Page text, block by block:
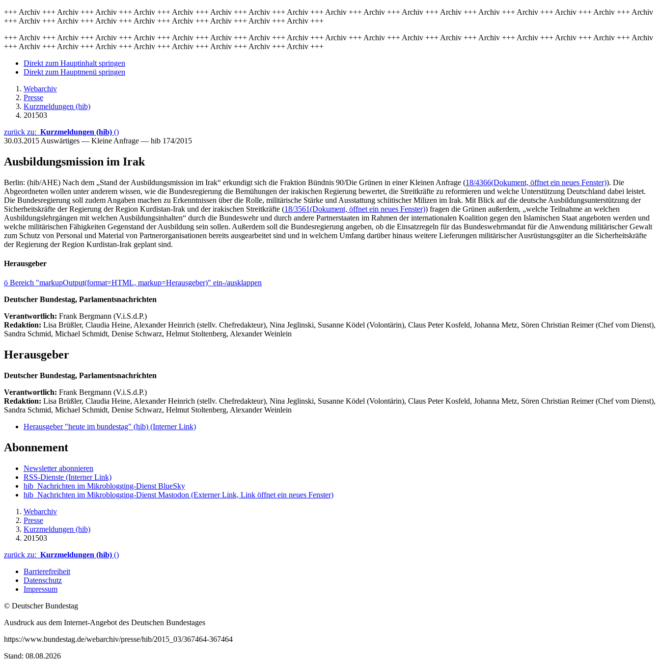
+++ Archiv +++ Archiv +++ Archiv +++ Archiv +++ Archiv +++ Archiv +++ Archiv +++ Archiv +++ Archiv +++ Archiv +++ Archiv +++ Archiv +++ Archiv +++ Archiv +++ Archiv +++ Archiv +++ Archiv
+++ Archiv +++ Archiv +++ Archiv +++ Archiv +++ Archiv +++ Archiv +++ Archiv +++ Archiv +++
+++ Archiv +++ Archiv +++ Archiv +++ Archiv +++ Archiv +++ Archiv +++ Archiv +++ Archiv +++ Archiv +++ Archiv +++ Archiv +++ Archiv +++ Archiv +++ Archiv +++ Archiv +++ Archiv +++ Archiv
+++ Archiv +++ Archiv +++ Archiv +++ Archiv +++ Archiv +++ Archiv +++ Archiv +++ Archiv +++
Direkt zum Hauptinhalt springen
Direkt zum Hauptmenü springen
Webarchiv
Presse
Kurzmeldungen (hib)
201503
zurück zu: Kurzmeldungen (hib) ()
30.03.2015 Auswärtiges — Kleine Anfrage — hib 174/2015
Ausbildungsmission im Irak
Berlin: (hib/AHE) Nach dem „Stand der Ausbildungsmission im Irak“ erkundigt sich die Fraktion Bündnis 90/Die Grünen in einer Kleinen Anfrage (18/4366(Dokument, öffnet ein neues Fenster)). Die
Abgeordneten wollen unter anderem wissen, wie die Bundesregierung die Bemühungen der irakischen Regierung bewertet, die Streitkräfte zu reformieren und welche Unterstützung Deutschland dabei leistet.
Die Bundesregierung soll zudem Angaben machen zu Erkenntnissen über die Rolle, militärische Stärke und Ausstattung schiitischer Milizen im Irak. Mit Blick auf die deutsche Ausbildungsunterstützung der
Sicherheitskräfte der Regierung der Region Kurdistan-Irak und der irakischen Streitkräfte (18/3561(Dokument, öffnet ein neues Fenster)) fragen die Grünen außerdem, „welche Teilnahme an welchen
Ausbildungslehrgängen mit welchen Ausbildungsinhalten“ durch die Bundeswehr und durch andere Partnerstaaten im Rahmen der internationalen Koalition gegen den Islamischen Staat angeboten werden und
welche militärischen Fähigkeiten Gegenstand der Ausbildung sein sollen. Außerdem soll die Bundesregierung angeben, ob die Einsatzregeln für das Bundeswehrmandat für die Anwendung militärischer Gewalt
zum Schutz von Personal und Material von Partnerorganisationen bereits ausgearbeitet sind und in welchem Umfang darüber hinaus weitere Lieferungen militärischer Ausrüstungsgüter an die Sicherheitskräfte
der Regierung der Region Kurdistan-Irak geplant sind.
Herausgeber
ö Bereich "markupOutput(format=HTML, markup=Herausgeber)" ein-/ausklappen
Deutscher Bundestag, Parlamentsnachrichten
Verantwortlich: Frank Bergmann (V.i.S.d.P.)
Redaktion: Lisa Brüßler, Claudia Heine, Alexander Heinrich (stellv. Chefredakteur), Nina Jeglinski, Susanne Ködel (Volontärin), Claus Peter Kosfeld, Johanna Metz, Sören Christian Reimer (Chef vom Dienst),
Sandra Schmid, Michael Schmidt, Denise Schwarz, Helmut Stoltenberg, Alexander Weinlein
Herausgeber
Deutscher Bundestag, Parlamentsnachrichten
Verantwortlich: Frank Bergmann (V.i.S.d.P.)
Redaktion: Lisa Brüßler, Claudia Heine, Alexander Heinrich (stellv. Chefredakteur), Nina Jeglinski, Susanne Ködel (Volontärin), Claus Peter Kosfeld, Johanna Metz, Sören Christian Reimer (Chef vom Dienst),
Sandra Schmid, Michael Schmidt, Denise Schwarz, Helmut Stoltenberg, Alexander Weinlein
Herausgeber "heute im bundestag" (hib) (Interner Link)
Abonnement
Newsletter abonnieren
RSS-Dienste (Interner Link)
hib_Nachrichten im Mikroblogging-Dienst BlueSky
hib_Nachrichten im Mikroblogging-Dienst Mastodon (Externer Link, Link öffnet ein neues Fenster)
Webarchiv
Presse
Kurzmeldungen (hib)
201503
zurück zu: Kurzmeldungen (hib) ()
Barrierefreiheit
Datenschutz
Impressum
© Deutscher Bundestag
Ausdruck aus dem Internet-Angebot des Deutschen Bundestages
https://www.bundestag.de/webarchiv/presse/hib/2015_03/367464-367464
Stand: 08.08.2026